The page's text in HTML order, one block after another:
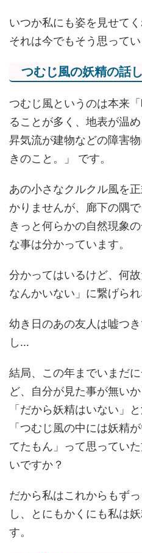
いつか私にも姿を見せて
それは今でもそう思ってい
つむじ風の妖精の話し
つむじ風というのは本来
ることが多く、地表が温
昇気流が建物などの障害
きのこと。」 です。
あの小さなクルクル風を
かりませんが、廊下の隅
きっと何らかの自然現象
な事は分かっています。
分かってはいるけど、何
なんかいない」に繋げられ
幼き日のあの友人は嘘つ
し…
結局、この年までいまだ
ど、自分が見た事が無い
「だから妖精はいない」
「つむじ風の中には妖精
てたもん」って思ってい
いですか？
だから私はこれからもず
し、とにもかくにも私は
す。